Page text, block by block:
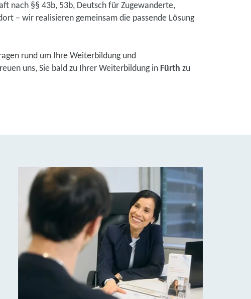
nach §§ 43b, 53b, Deutsch für Zugewanderte,
– wir realisieren gemeinsam die passende Lösung
rund um Ihre Weiterbildung und
uns, Sie bald zu Ihrer Weiterbildung in Fürth zu